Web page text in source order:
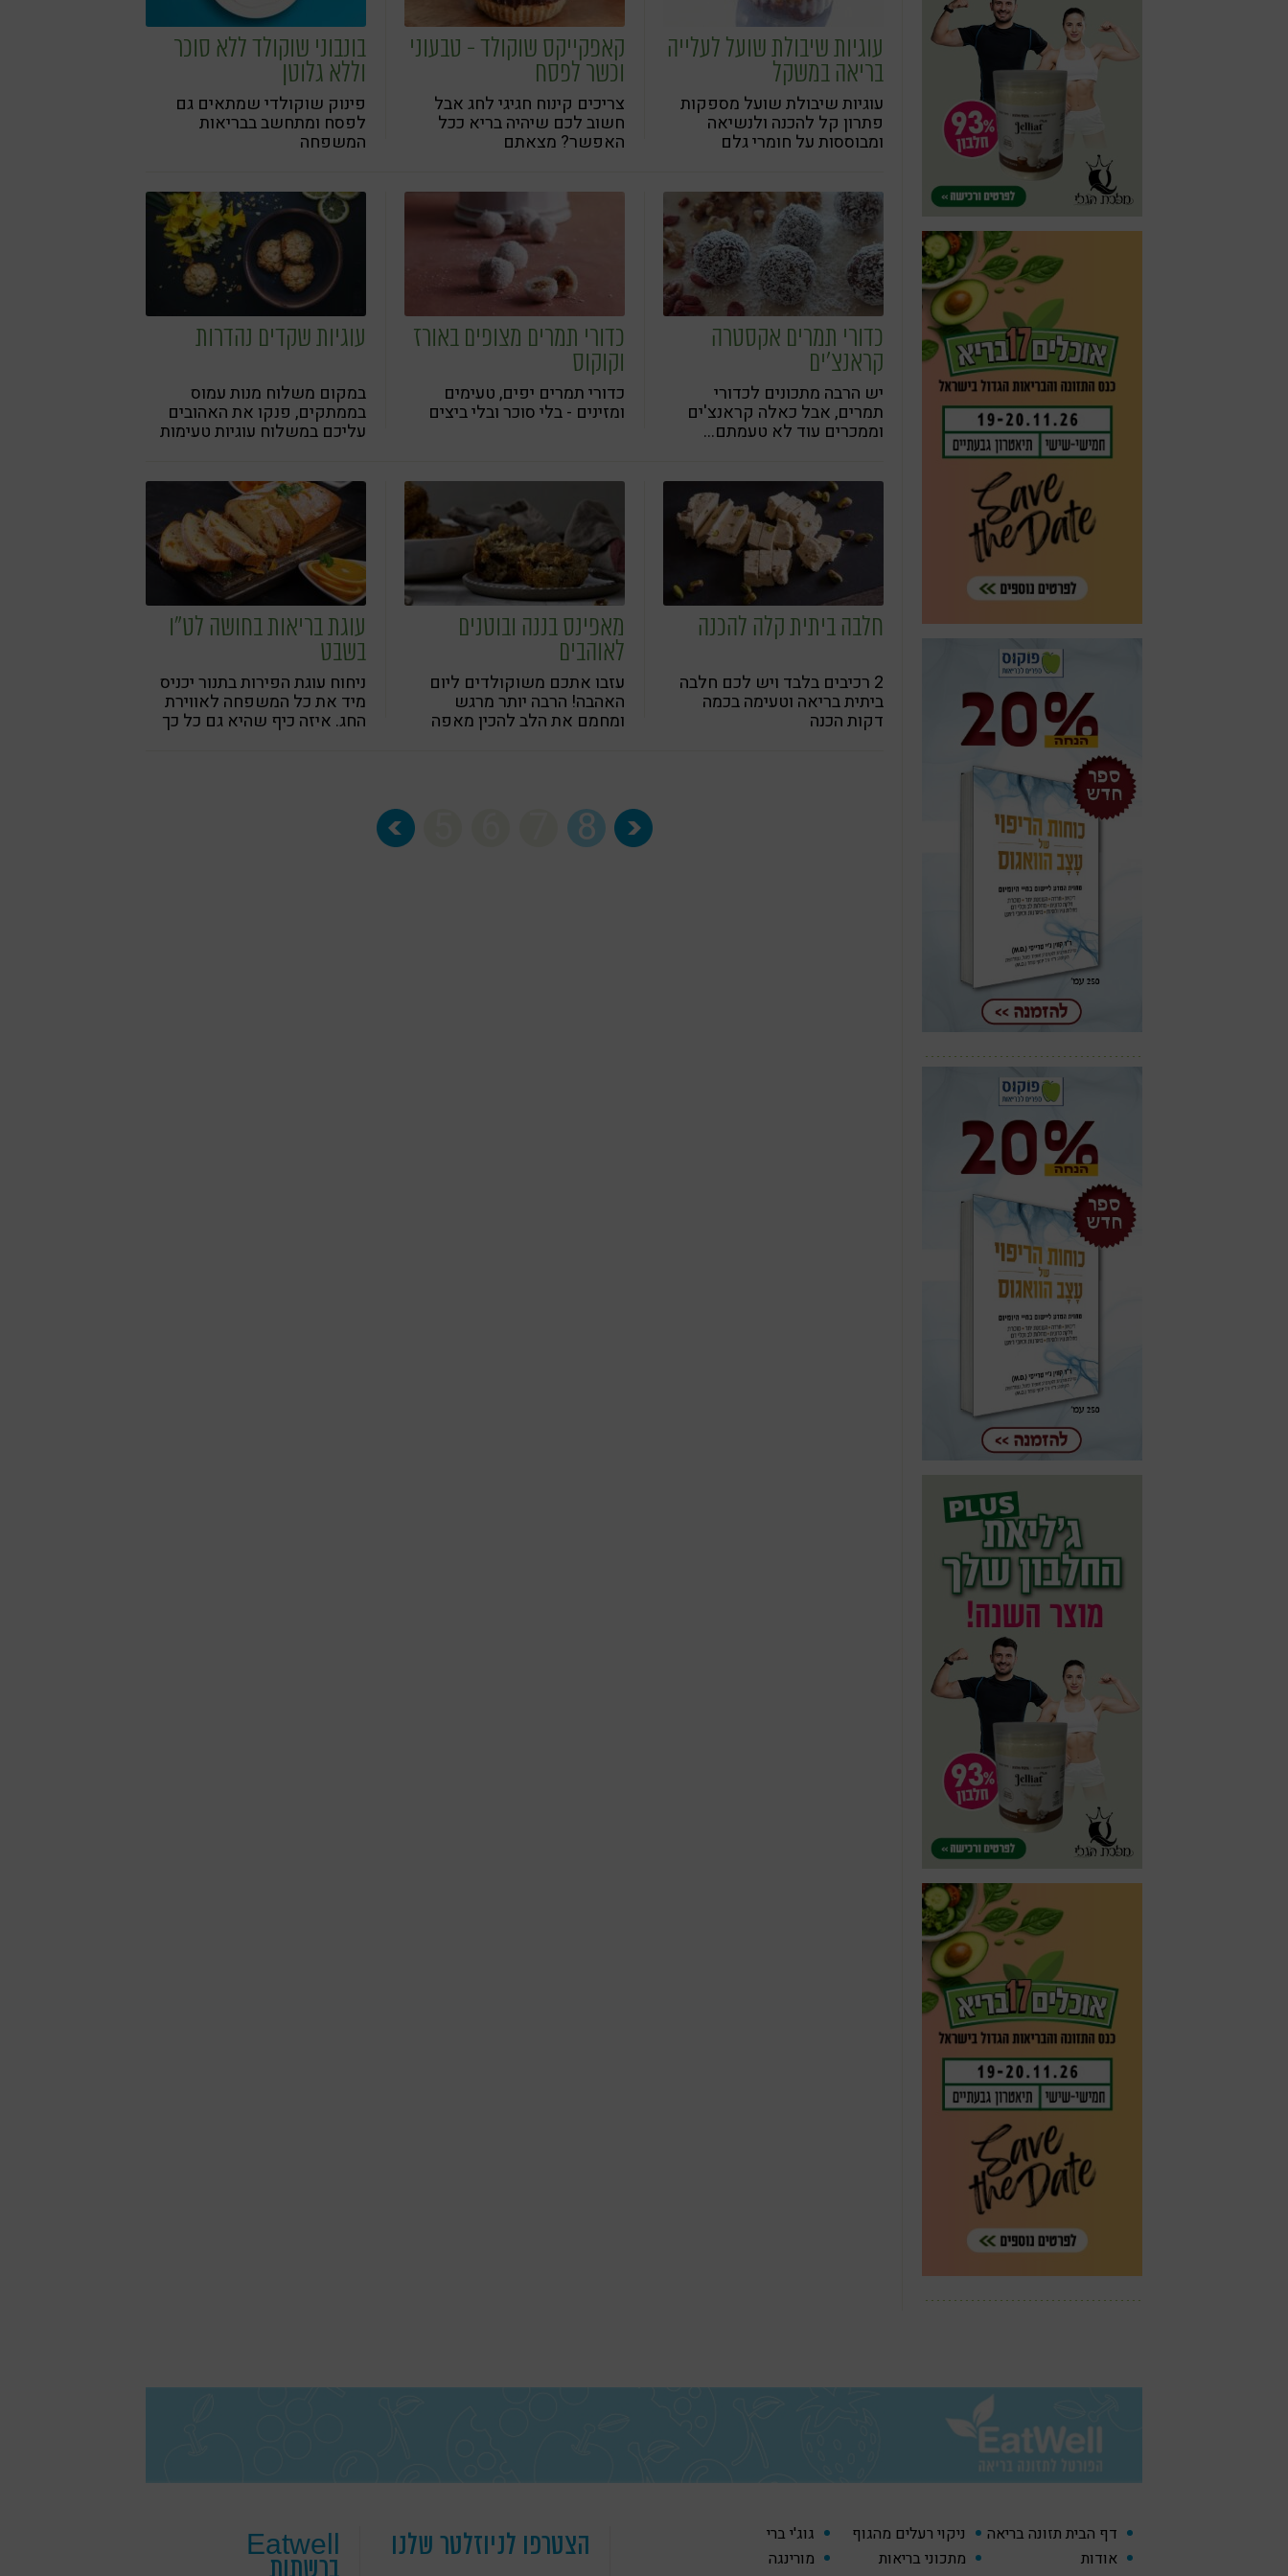
עוגיות שיבולת שועל לעלייה
בריאה במשקל
עוגיות שיבולת שועל מספקות
פתרון קל להכנה ולנשיאה
ומבוססות על חומרי גלם
קאפקייקס שוקולד - טבעוני
וכשר לפסח
צריכים קינוח חגיגי לחג אבל
חשוב לכם שיהיה בריא ככל
האפשר? מצאתם
בונבוני שוקולד ללא סוכר
וללא גלוטן
פינוק שוקולדי שמתאים גם
לפסח ומתחשב בבריאות
המשפחה
כדורי תמרים אקסטרה
קראנצ'ים
יש הרבה מתכונים לכדורי
תמרים, אבל כאלה קראנצ'ים
וממכרים עוד לא טעמתם...
כדורי תמרים מצופים באורז
וקוקוס
כדורי תמרים יפים, טעימים
ומזינים - בלי סוכר ובלי ביצים
עוגיות שקדים נהדרות
במקום משלוח מנות עמוס
בממתקים, פנקו את האהובים
עליכם במשלוח עוגיות טעימות
חלבה ביתית קלה להכנה
2 רכיבים בלבד ויש לכם חלבה
ביתית בריאה וטעימה בכמה
דקות הכנה
מאפינס בננה ובוטנים
לאוהבים
עזבו אתכם משוקולדים ליום
האהבה! הרבה יותר מרגש
ומחמם את הלב להכין מאפה
עוגת בריאות בחושה לט"ו
בשבט
ניחוח עוגת הפירות בתנור יכניס
מיד את כל המשפחה לאווירת
החג. איזה כיף שהיא גם כל כך
8
דף הבית תזונה בריאה ניקוי רעלים מהגוף
גוג'י ברי
אודות
מתכוני בריאות
מורינגה
הצטרפו לניוזלטר שלנו Eatwell
ברשתות